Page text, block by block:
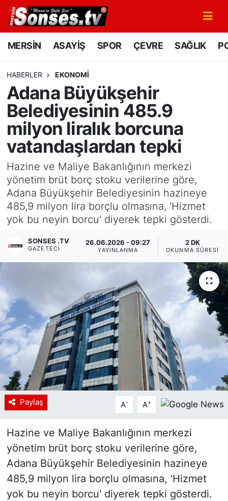
MERSİN ASAYİŞ SPOR ÇEVRE SAĞLIK
HABERLER EKONOMİ
Adana Büyükşehir
Belediyesinin 485.9
milyon liralık borcuna
vatandaşlardan tepki
Hazine ve Maliye Bakanlığının merkezi
yönetim brüt borç stoku verilerine göre,
Adana Büyükşehir Belediyesinin hazineye
485,9 milyon lira borçlu olmasına, 'Hizmet
yok bu neyin borcu' diyerek tepki gösterdi.
SONSES .TV
GAZETECI
26.06.2026 - 09:27
YAYINLANMA
2 DK
OKUNMA SÜRESI
Paylaş A- A+
Hazine ve Maliye Bakanlığının merkezi
yönetim brüt borç stoku verilerine göre,
Adana Büyükşehir Belediyesinin hazineye
485,9 milyon lira borçlu olmasına, 'Hizmet
yok bu neyin borcu' diyerek tepki gösterdi.
MERSİN
SPOR
GÜNÜN MANŞETİ
DÜNYA
KÜLTÜR - SANAT
MAGAZİN
SAĞLIK
Siyaset
Haberde insan
Tanıtım
Mersin Nöbetçi Eczaneler
Mersin Namaz Vakitleri
Mersin Trafik Yoğunluk Haritası
Süper Lig Puan Durumu ve Fikstür
Tüm Manşetler
Son Dakika Haberleri
Haber Arşivi